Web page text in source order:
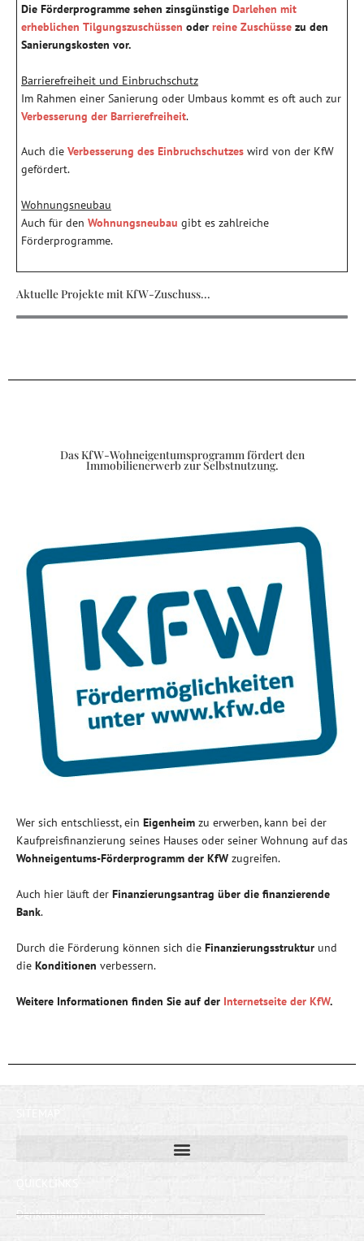
Die Förderprogramme sehen zinsgünstige Darlehen mit
erheblichen Tilgungszuschüssen oder reine Zuschüsse zu den
Sanierungskosten vor.
Barrierefreiheit und Einbruchschutz
Im Rahmen einer Sanierung oder Umbaus kommt es oft auch zur
Verbesserung der Barrierefreiheit.
Auch die Verbesserung des Einbruchschutzes wird von der KfW
gefördert.
Wohnungsneubau
Auch für den Wohnungsneubau gibt es zahlreiche
Förderprogramme.
Aktuelle Projekte mit KfW-Zuschuss...
Das KfW-Wohneigentumsprogramm fördert den
Immobilienerwerb zur Selbstnutzung.
Wer sich entschliesst, ein Eigenheim zu erwerben, kann bei der
Kaufpreisfinanzierung seines Hauses oder seiner Wohnung auf das
Wohneigentums-Förderprogramm der KfW zugreifen.
Auch hier läuft der Finanzierungsantrag über die finanzierende
Bank.
Durch die Förderung können sich die Finanzierungsstruktur und
die Konditionen verbessern.
Weitere Informationen finden Sie auf der Internetseite der KfW.
QUICKLINKS
Denkmalimmobilien Leipzig